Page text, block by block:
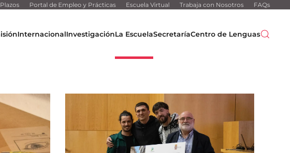
Plazos Portal de Empleo y Prácticas Escuela Virtual Trabaja con Nosotros FAQs
InternacionalInvestigaciónLa EscuelaSecretaríaCentro de Lenguas